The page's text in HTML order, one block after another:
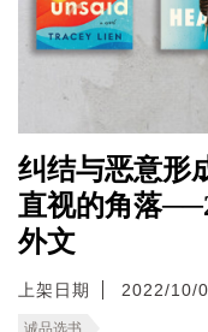
纠结与恶意形
直视的角落
外文
上架日期 2022/10/
诚品选书